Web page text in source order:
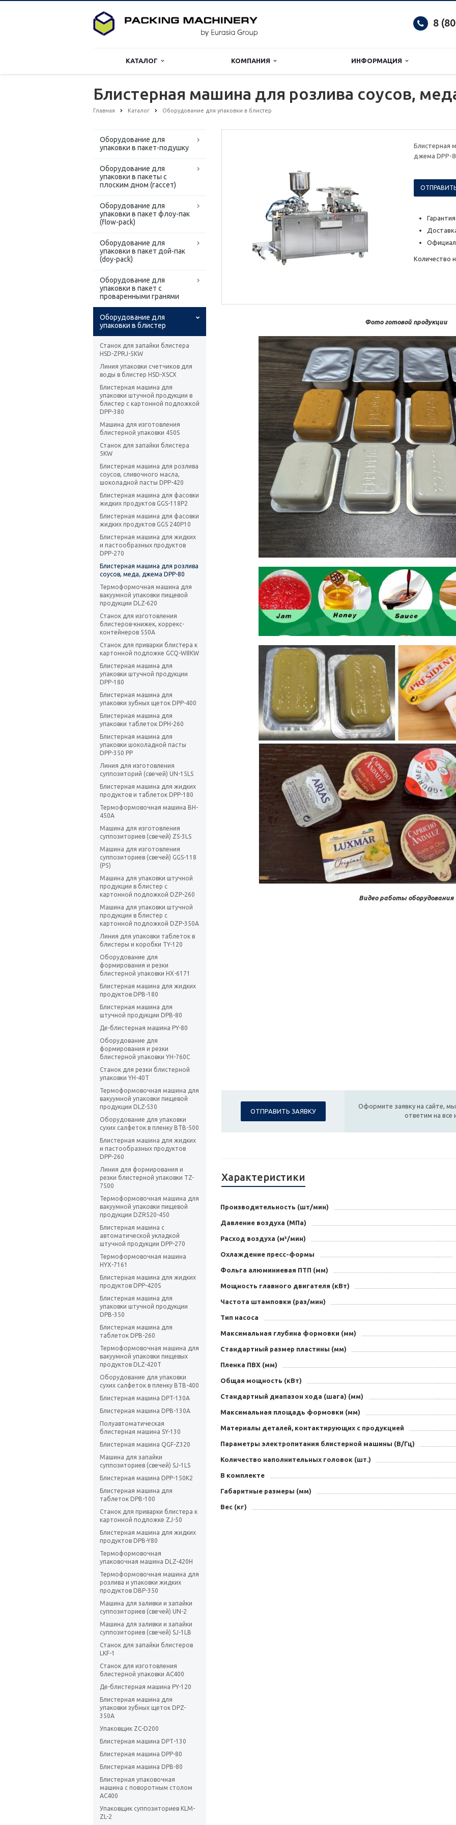
8
КАТАЛОГ КОМПАНИЯ ИНФОРМАЦИЯ
Блистерная машина для розлива соусов,
Главная Каталог Оборудование для упаковки в блистер
Оборудование для
упаковки в пакет-подушку
Оборудование для
упаковки в пакеты с
плоским дном (гассет)
Оборудование для
упаковки в пакет флоу-пак
(flow-pack)
Оборудование для
упаковки в пакет дой-пак
(doy-pack)
Оборудование для
упаковки в пакет с
проваренными гранями
Оборудование для
упаковки в блистер
Станок для запайки блистера
HSD-ZPRJ-5KW
Линия упаковки счетчиков для
воды в блистер HSD-XSCX
Блистерная машина для
упаковки штучной продукции в
блистер с картонной подложкой
DPP-380
Машина для изготовления
блистерной упаковки 450S
Станок для запайки блистера
5KW
Блистерная машина для розлива
соусов, сливочного масла,
шоколадной пасты DPP-420
Блистерная машина для фасовки
жидких продуктов GGS-118P2
Блистерная машина для фасовки
жидких продуктов GGS 240P10
Блистерная машина для жидких
и пастообразных продуктов
DPP-270
Блистерная машина для розлива
соусов, меда, джема DPP-80
Термоформочная машина для
вакуумной упаковки пищевой
продукции DLZ-620
Станок для изготовления
блистеров-книжек, коррекс-
контейнеров 550A
Станок для приварки блистера к
картонной подложке GCQ-W8KW
Блистерная машина для
упаковки штучной продукции
DPP-180
Блистерная машина для
упаковки зубных щеток DPP-400
Блистерная машина для
упаковки таблеток DPH-260
Блистерная машина для
упаковки шоколадной пасты
DPP-350 PP
Линия для изготовления
суппозиторий (свечей) UN-15LS
Блистерная машина для жидких
продуктов и таблеток DPP-180
Термоформовочная машина BH-
450A
Машина для изготовления
суппозиториев (свечей) ZS-3LS
Машина для изготовления
суппозиториев (свечей) GGS-118
(P5)
Машина для упаковки штучной
продукции в блистер с
картонной подложкой DZP-260
Машина для упаковки штучной
продукции в блистер с
картонной подложкой DZP-350А
Линия для упаковки таблеток в
блистеры и коробки TY-120
Оборудование для
формирования и резки
блистерной упаковки HX-6171
Блистерная машина для жидких
продуктов DPB-180
Блистерная машина для
штучной продукции DPB-80
Де-блистерная машина PY-80
Оборудование для
формирования и резки
блистерной упаковки YH-760C
Станок для резки блистерной
упаковки YH-40T
Термоформовочная машина для
вакуумной упаковки пищевой
продукции DLZ-530
Оборудование для упаковки
сухих салфеток в пленку BTB-500
Блистерная машина для жидких
и пастообразных продуктов
DPP-260
Линия для формирования и
резки блистерной упаковки TZ-
7500
Термоформовочная машина для
вакуумной упаковки пищевой
продукции DZR520-450
Блистерная машина с
автоматической укладкой
штучной продукции DPP-270
Термоформовочная машина
HYX-7161
Блистерная машина для жидких
продуктов DPP-420S
Блистерная машина для
упаковки штучной продукции
DPB-350
Блистерная машина для
таблеток DPB-260
Термоформовочная машина для
вакуумной упаковки пищевых
продуктов DLZ-420T
Оборудование для упаковки
сухих салфеток в пленку BTB-400
Блистерная машина DPT-130А
Блистерная машина DPB-130А
Полуавтоматическая
блистерная машина SY-130
Блистерная машина QGF-Z320
Машина для запайки
суппозиториев (свечей) SJ-1LS
Блистерная машина DPP-150K2
Блистерная машина для
таблеток DPB-100
Станок для приварки блистера к
картонной подложке ZJ-50
Блистерная машина для жидких
продуктов DPB-Y80
Термоформовочная
упаковочная машина DLZ-420H
Термоформовочная машина для
розлива и упаковки жидких
продуктов DBP-350
Машина для заливки и запайки
суппозиториев (свечей) UN-2
Машина для заливки и запайки
суппозиториев (свечей) SJ-1LB
Станок для запайки блистеров
LKF-1
Станок для изготовления
блистерной упаковки АС400
Де-блистерная машина PY-120
Блистерная машина для
упаковки зубных щеток DPZ-
350A
Упаковщик ZC-D200
Блистерная машина DPТ-130
Блистерная машина DPР-80
Блистерная машина DPB-80
Блистерная упаковочная
машина с поворотным столом
AC400
Упаковщик суппозиториев KLM-
ZL-2
Блистерная
джема DPP-
Количество
Фото готовой продукции
Видео работы оборудования
ОТПРАВИТЬ ЗАЯВКУ
Оформите заявку на сайте,
ответим на все
Характеристики
Производительность (шт/мин)
Давление воздуха (МПа)
Расход воздуха (м³/мин)
Охлаждение пресс-формы
Фольга алюминиевая ПТП (мм)
Мощность главного двигателя (кВт)
Частота штамповки (раз/мин)
Тип насоса
Максимальная глубина формовки (мм)
Стандартный размер пластины (мм)
Пленка ПВХ (мм)
Общая мощность (кВт)
Стандартный диапазон хода (шага) (мм)
Максимальная площадь формовки (мм)
Материалы деталей, контактирующих с продукцией
Параметры электропитания блистерной машины (В/Гц)
Количество наполнительных головок (шт.)
В комплекте
Габаритные размеры (мм)
Вес (кг)